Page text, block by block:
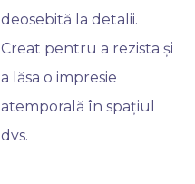
deosebită la detalii.
Creat pentru a rezista și
a lăsa o impresie
atemporală în spațiul
dvs.